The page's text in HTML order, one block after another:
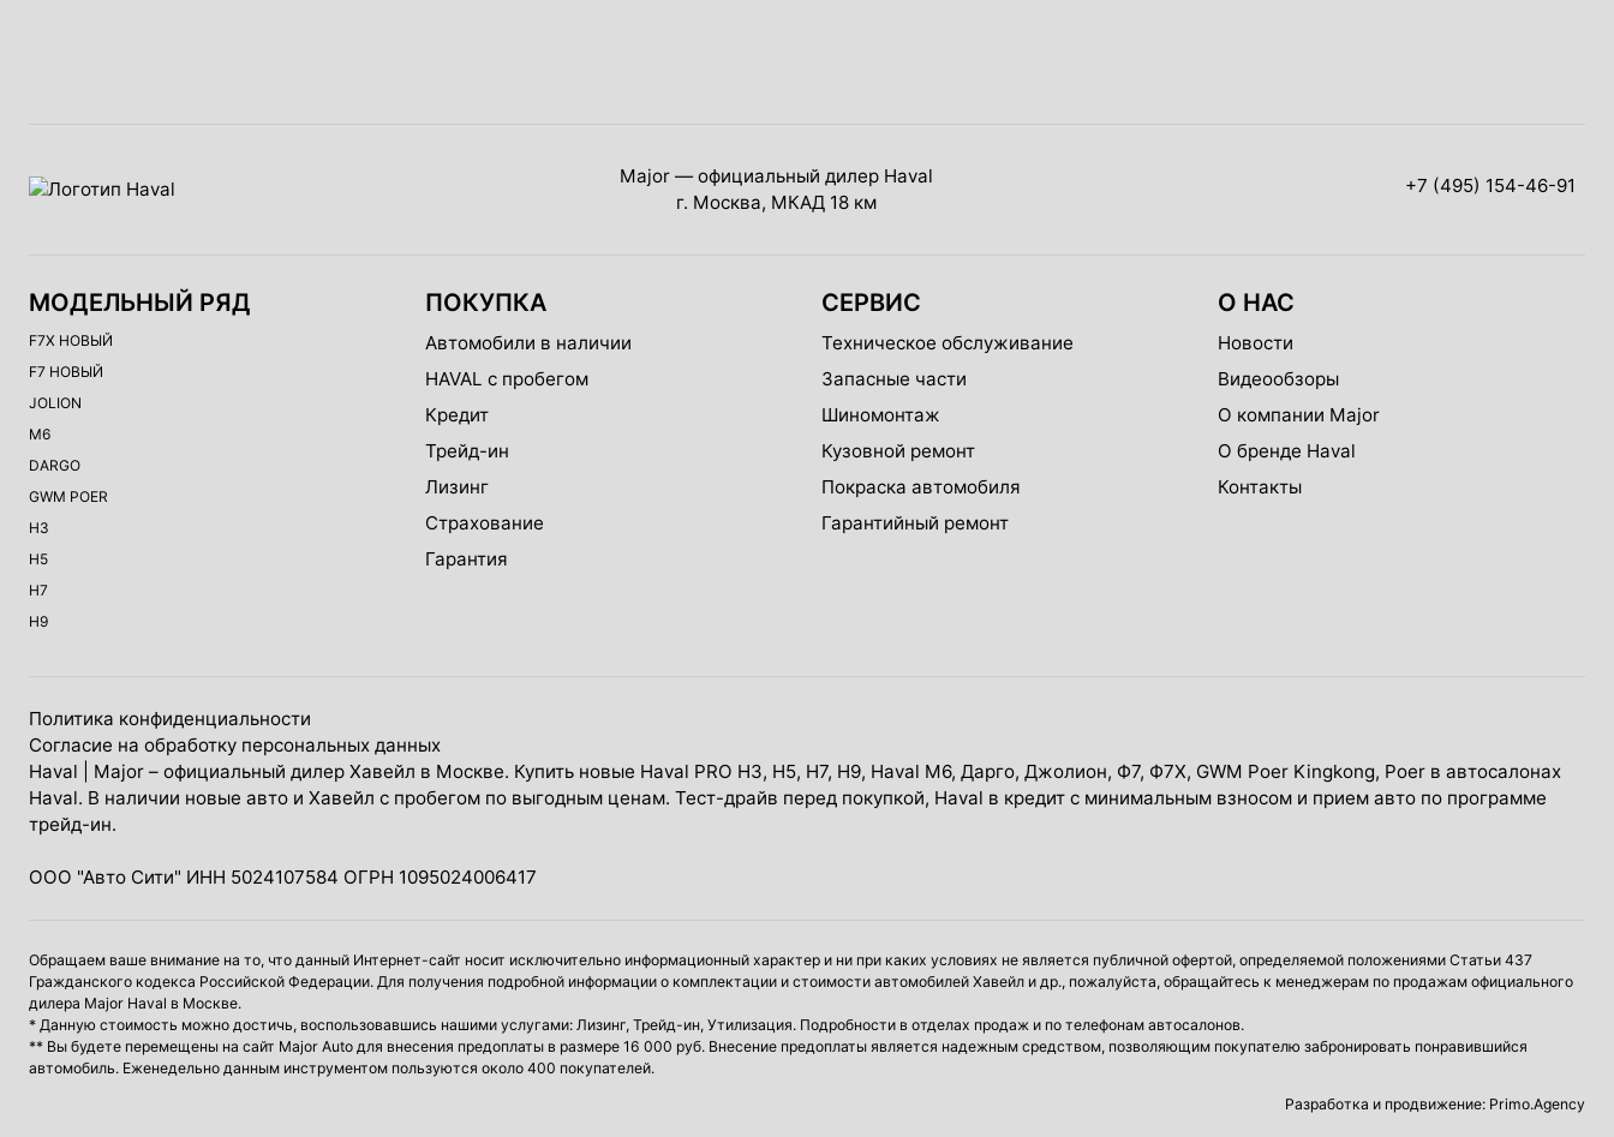
Major — официальный дилер Haval
г. Москва, МКАД 18 км
+7 (495) 154-46-91
МОДЕЛЬНЫЙ РЯД
F7X НОВЫЙ
F7 НОВЫЙ
JOLION
M6
DARGO
GWM POER
H3
H5
H7
H9
ПОКУПКА
Автомобили в наличии
HAVAL с пробегом
Кредит
Трейд-ин
Лизинг
Страхование
Гарантия
СЕРВИС
Техническое обслуживание
Запасные части
Шиномонтаж
Кузовной ремонт
Покраска автомобиля
Гарантийный ремонт
О НАС
Новости
Видеообзоры
О компании Major
О бренде Haval
Контакты
Политика конфиденциальности
Согласие на обработку персональных данных
Haval | Major – официальный дилер Хавейл в Москве. Купить новые Haval PRO H3, Н5, H7, Н9, Haval М6, Дарго, Джолион, Ф7, Ф7Х, GWM Poer Kingkong, Poer в автосалонах
Haval. В наличии новые авто и Хавейл с пробегом по выгодным ценам. Тест-драйв перед покупкой, Haval в кредит с минимальным взносом и прием авто по программе
трейд-ин.
ООО "Авто Сити" ИНН 5024107584 ОГРН 1095024006417
Обращаем ваше внимание на то, что данный Интернет-сайт носит исключительно информационный характер и ни при каких условиях не является публичной офертой, определяемой положениями Статьи 437
Гражданского кодекса Российской Федерации. Для получения подробной информации о комплектации и стоимости автомобилей Хавейл и др., пожалуйста, обращайтесь к менеджерам по продажам официального
дилера Major Haval в Москве.
* Данную стоимость можно достичь, воспользовавшись нашими услугами: Лизинг, Трейд-ин, Утилизация. Подробности в отделах продаж и по телефонам автосалонов.
** Вы будете перемещены на сайт Major Auto для внесения предоплаты в размере 16 000 руб. Внесение предоплаты является надежным средством, позволяющим покупателю забронировать понравившийся
автомобиль. Еженедельно данным инструментом пользуются около 400 покупателей.
Разработка и продвижение: Primo.Agency